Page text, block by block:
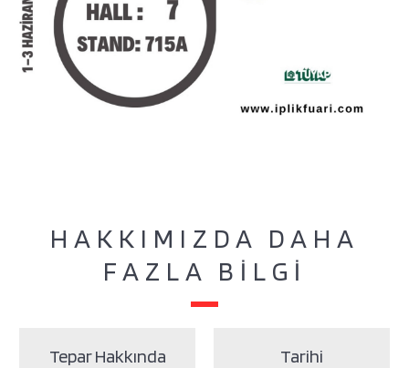
HAKKIMIZDA DAHA
FAZLA BİLGİ
Tepar Hakkında Tarihi